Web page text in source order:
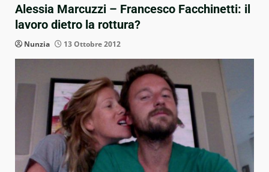
Alessia Marcuzzi – Francesco Facchinetti: il
lavoro dietro la rottura?
Nunzia 13 Ottobre 2012